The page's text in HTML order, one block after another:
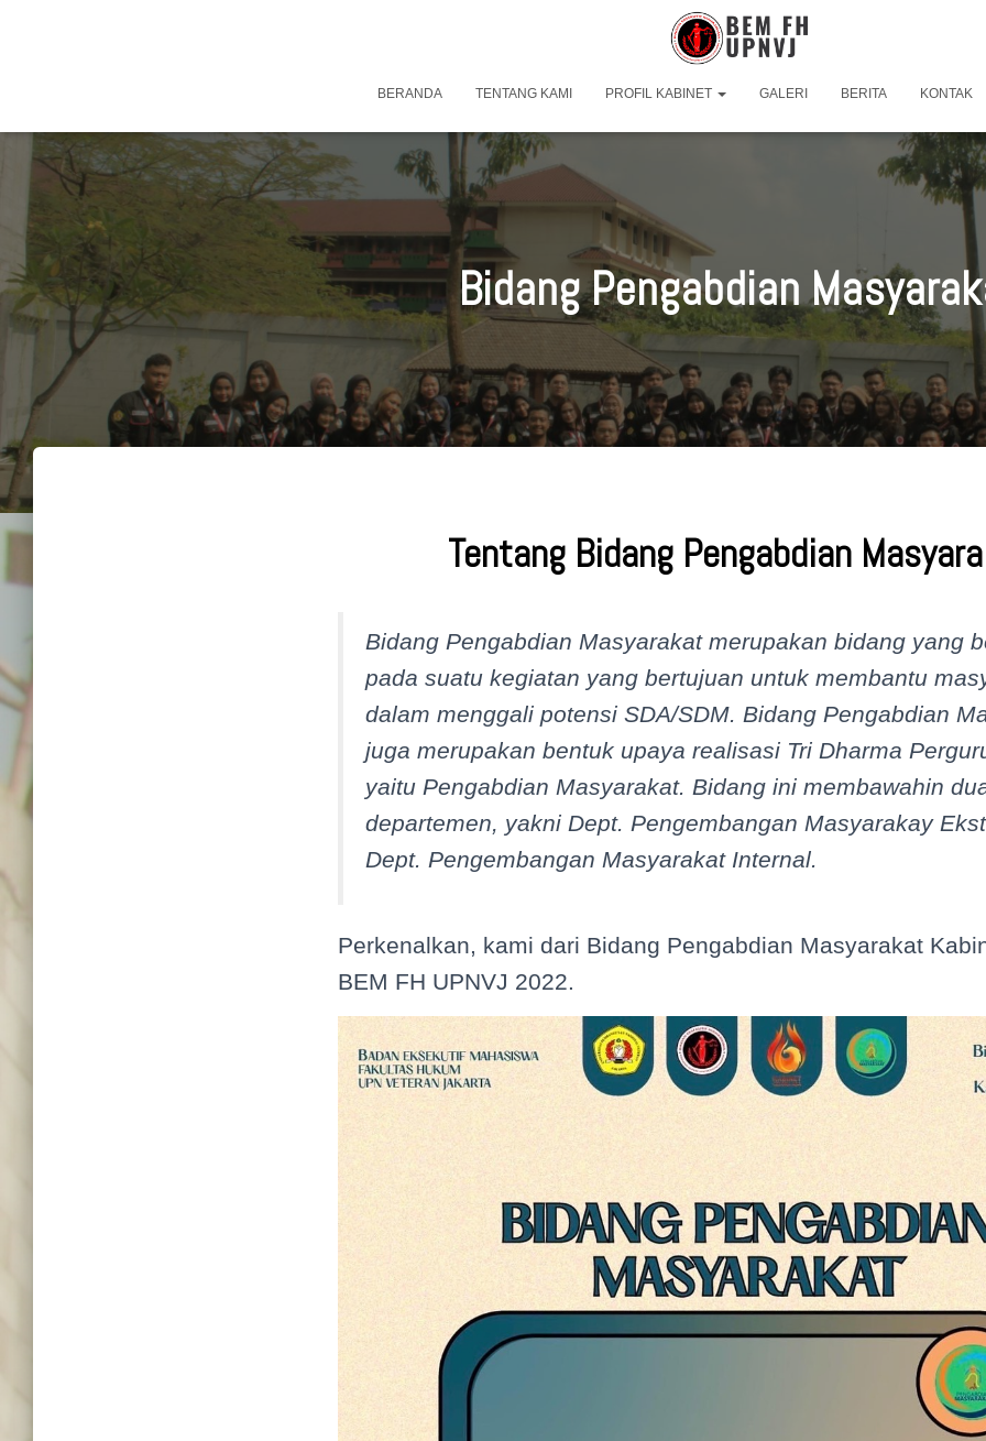
BERANDA TENTANG KAMI PROFIL KABINET GALERI BERITA KONTAK
Bidang Pengabdian
Tentang Bidang Pengabdian
Bidang Pengabdian Masyarakat merupakan bidang yang
pada suatu kegiatan yang bertujuan untuk membantu
dalam menggali potensi SDA/SDM. Bidang Pengabdian
juga merupakan bentuk upaya realisasi Tri Dharma
yaitu Pengabdian Masyarakat. Bidang ini membawahin
departemen, yakni Dept. Pengembangan Masyarakay
Dept. Pengembangan Masyarakat Internal.
Perkenalkan, kami dari Bidang Pengabdian Masyarakat
BEM FH UPNVJ 2022.